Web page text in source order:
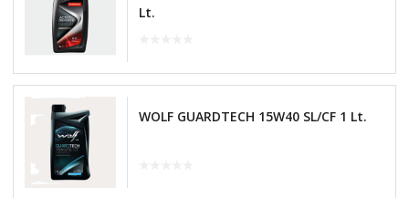
Lt.
WOLF GUARDTECH 15W40 SL/CF 1 Lt.